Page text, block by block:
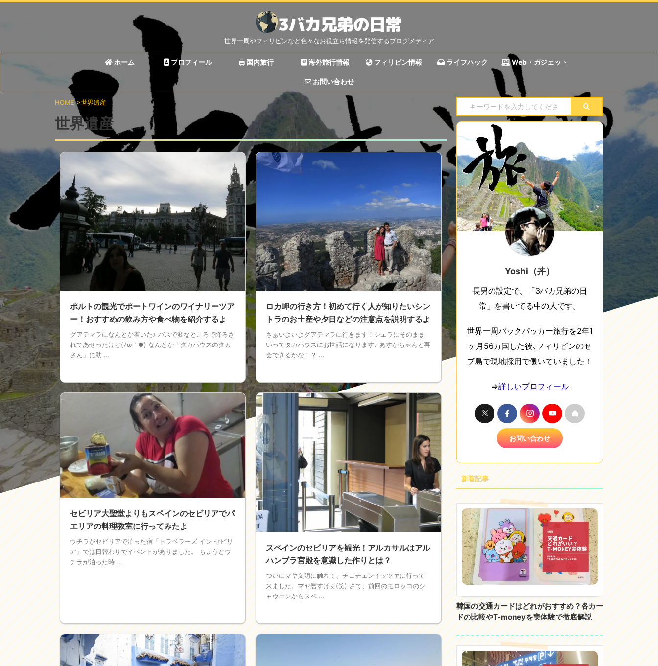
世界一周やフィリピンなど色々なお役立ち情報を発信するブログメディア
ホーム プロフィール 国内旅行 海外旅行情報 フィリピン情報 ライフハック Web・ガジェット
お問い合わせ
HOME>世界遺産
世界遺産
ポルトの観光でポートワインのワイナリーツア
ー！おすすめの飲み方や食べ物を紹介するよ
グアテマラになんとか着いた♪ バスで変なところで降ろさ
れてあせったけど(ﾉω｀●) なんとか「タカハウスのタカ
さん」に助 ...
ロカ岬の行き方！初めて行く人が知りたいシン
トラのお土産や夕日などの注意点を説明するよ
さぁいよいよグアテマラに行きます！シェラにそのまま
いってタカハウスにお世話になります♪ あすかちゃんと再
会できるかな！？ ...
セビリア大聖堂よりもスペインのセビリアでパ
エリアの料理教室に行ってみたよ
ウチラがセビリアで泊った宿「トラベラーズ イン セビリ
ア」では日替わりでイベントがありました。 ちょうどウ
チラが泊った時 ...
スペインのセビリアを観光！アルカサルはアル
ハンブラ宮殿を意識した作りとは？
ついにマヤ文明に触れて、チェチェンイッツァに行って
来ました。マヤ暦すげぇ(笑) さて、前回のモロッコのシ
ャウエンからスペ ...
Yoshi（丼）
長男の設定で、「3バカ兄弟の日
常」を書いてる中の人です。
世界一周バックパッカー旅行を2年1
ヶ月56カ国した後､フィリピンのセ
ブ島で現地採用で働いていました！
⇒詳しいプロフィール
お問い合わせ
新着記事
韓国の交通カードはどれがおすすめ？各カー
ドの比較やT-moneyを実体験で徹底解説